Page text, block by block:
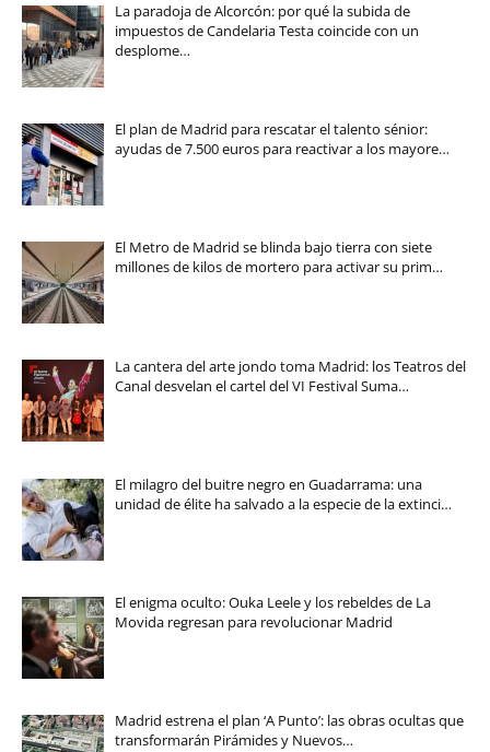
La paradoja de Alcorcón: por qué la subida de
impuestos de Candelaria Testa coincide con un
desplome…
El plan de Madrid para rescatar el talento sénior:
ayudas de 7.500 euros para reactivar a los mayore…
El Metro de Madrid se blinda bajo tierra con siete
millones de kilos de mortero para activar su prim…
La cantera del arte jondo toma Madrid: los Teatros del
Canal desvelan el cartel del VI Festival Suma…
El milagro del buitre negro en Guadarrama: una
unidad de élite ha salvado a la especie de la extinci…
El enigma oculto: Ouka Leele y los rebeldes de La
Movida regresan para revolucionar Madrid
Madrid estrena el plan ‘A Punto’: las obras ocultas que
transformarán Pirámides y Nuevos…